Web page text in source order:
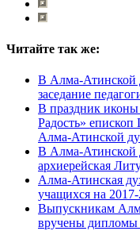
Читайте так же:
В Алма-Атинской
заседание
В праздник
Радость»
Алма-Атинской
В Алма-Атинской
архиерейская
Алма-Атинская
учащихся на
Выпускникам
вручены дипломы